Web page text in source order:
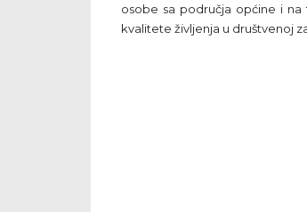
osobe sa područja općine i na
kvalitete življenja u društvenoj